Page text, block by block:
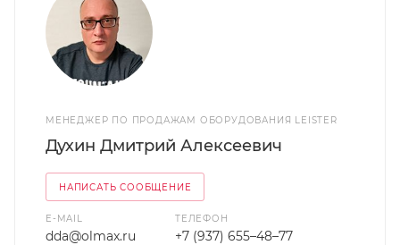
МЕНЕДЖЕР ПО ПРОДАЖАМ ОБОРУДОВАНИЯ LEISTER
Духин Дмитрий Алексеевич
НАПИСАТЬ СООБЩЕНИЕ
E-MAIL
dda@olmax.ru
ТЕЛЕФОН
+7 (937) 655–48–77